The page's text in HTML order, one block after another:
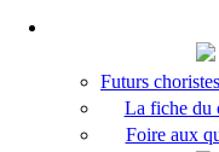
Futurs
La fiche du
Foire aux